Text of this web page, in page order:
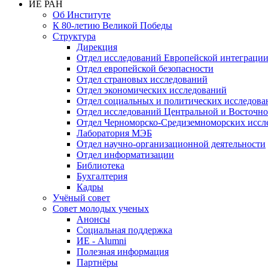
ИЕ РАН
Об Институте
К 80-летию Великой Победы
Структура
Дирекция
Отдел исследований Европейской интеграции
Отдел европейской безопасности
Отдел страновых исследований
Отдел экономических исследований
Отдел социальных и политических
Отдел исследований Центральной и
Отдел Черноморско-Средиземноморских
Лаборатория МЭБ
Отдел научно-организационной деятельности
Отдел информатизации
Библиотека
Бухгалтерия
Кадры
Учёный совет
Совет молодых ученых
Анонсы
Социальная поддержка
ИЕ - Alumni
Полезная информация
Партнёры